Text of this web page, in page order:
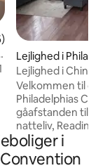
5 i gennemsnitlig
Lejlighed i
Lejlighed i
Velkommen til dit
Philadelphias
gåafstanden til
natteliv, Reading
transport og
i